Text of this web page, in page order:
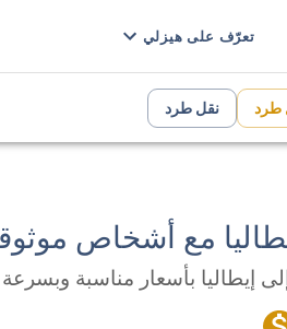
تعرّف على هيزلي
طرد نقل طرد
مع أشخاص
بأسعار مناسبة